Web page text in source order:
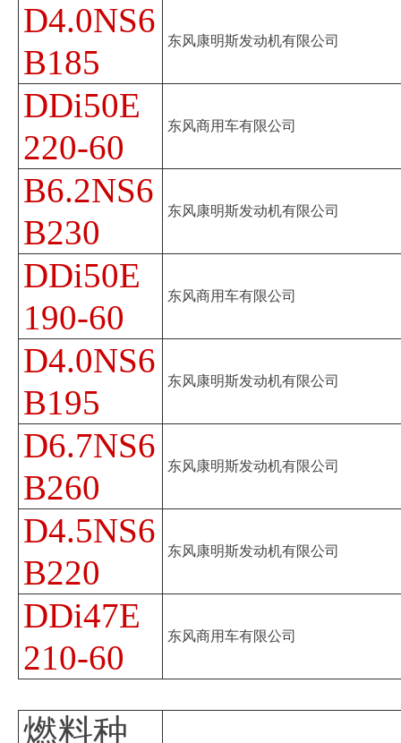
D4.0NS6
B185
东风康明斯发动机有限公司
DDi50E
220-60
东风商用车有限公司
B6.2NS6
B230
东风康明斯发动机有限公司
DDi50E
190-60
东风商用车有限公司
D4.0NS6
B195
东风康明斯发动机有限公司
D6.7NS6
B260
东风康明斯发动机有限公司
D4.5NS6
B220
东风康明斯发动机有限公司
DDi47E
210-60
东风商用车有限公司
燃料种